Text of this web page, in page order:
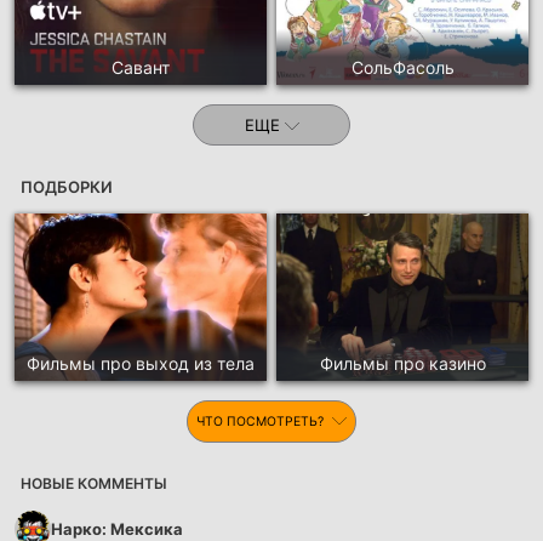
Савант СольФасоль
ЕЩЕ
ПОДБОРКИ
Фильмы про выход из тела Фильмы про казино
ЧТО ПОСМОТРЕТЬ?
НОВЫЕ КОММЕНТЫ
Нарко: Мексика